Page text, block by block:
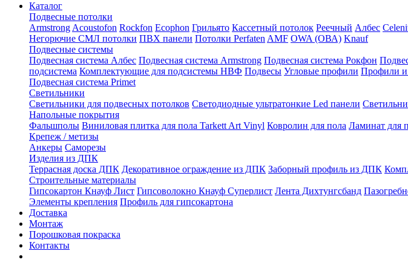
Каталог
Подвесные потолки
Armstrong Acoustofon Rockfon Ecophon Грильято Кассетный потолок Реечный Албес
Негорючие СМЛ потолки ПВХ панели Потолки Perfaten AMF OWA (ОВА) Knauf
Подвесные системы
Подвесная система Албес Подвесная система Armstrong Подвесная система Рокфон
подсистема Комплектующие для подсистемы НВФ Подвесы Угловые профили Профили
Подвесная система Primet
Светильники
Светильники для подвесных потолков Светодиодные ультратонкие Led панели
Напольные покрытия
Фальшполы Виниловая плитка для пола Tarkett Art Vinyl Ковролин для пола Ламинат для
Крепеж / метизы
Анкеры Саморезы
Изделия из ДПК
Террасная доска ДПК Декоративное ограждение из ДПК Заборный профиль из ДПК
Строительные материалы
Гипсокартон Кнауф Лист Гипсоволокно Кнауф Суперлист Лента Дихтунгсбанд
Элементы крепления Профиль для гипсокартона
Доставка
Монтаж
Порошковая покраска
Контакты